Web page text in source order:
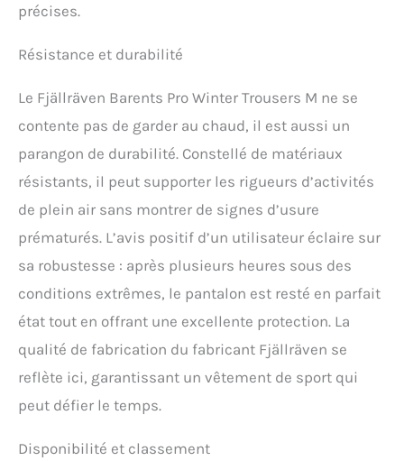
précises.
Résistance et durabilité
Le Fjällräven Barents Pro Winter Trousers M ne se
contente pas de garder au chaud, il est aussi un
parangon de durabilité. Constellé de matériaux
résistants, il peut supporter les rigueurs d’activités
de plein air sans montrer de signes d’usure
prématurés. L’avis positif d’un utilisateur éclaire sur
sa robustesse : après plusieurs heures sous des
conditions extrêmes, le pantalon est resté en parfait
état tout en offrant une excellente protection. La
qualité de fabrication du fabricant Fjällräven se
reflète ici, garantissant un vêtement de sport qui
peut défier le temps.
Disponibilité et classement